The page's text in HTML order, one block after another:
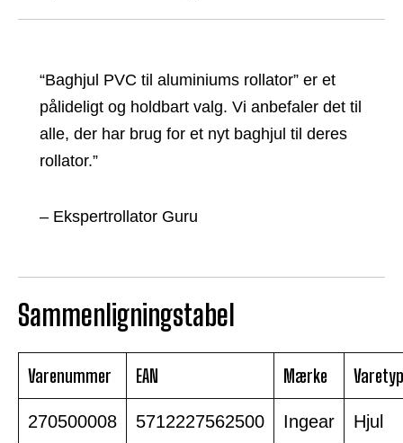
“Baghjul PVC til aluminiums rollator” er et
pålideligt og holdbart valg. Vi anbefaler det til
alle, der har brug for et nyt baghjul til deres
rollator.”
– Ekspertrollator Guru
Sammenligningstabel
Varenummer EAN Mærke
270500008 5712227562500 Ingear Hjul